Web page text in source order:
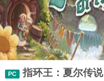
PC
指环王：夏尔传